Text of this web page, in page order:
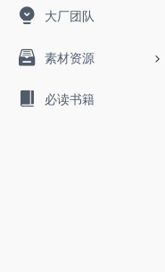
大厂团队
素材资源
必读书籍